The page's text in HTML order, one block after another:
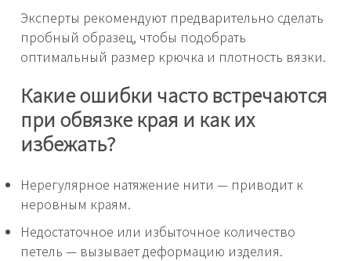
Эксперты рекомендуют предварительно сделать
пробный образец, чтобы подобрать
оптимальный размер крючка и плотность вязки.
Какие ошибки часто встречаются
при обвязке края и как их
избежать?
Нерегулярное натяжение нити — приводит к
неровным краям.
Недостаточное или избыточное количество
петель — вызывает деформацию изделия.